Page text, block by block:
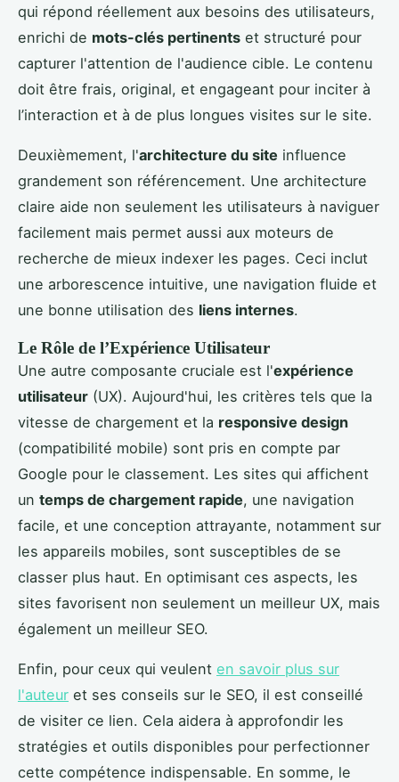
qui répond réellement aux besoins des utilisateurs,
enrichi de mots-clés pertinents et structuré pour
capturer l'attention de l'audience cible. Le contenu
doit être frais, original, et engageant pour inciter à
l’interaction et à de plus longues visites sur le site.
Deuxièmement, l'architecture du site influence
grandement son référencement. Une architecture
claire aide non seulement les utilisateurs à naviguer
facilement mais permet aussi aux moteurs de
recherche de mieux indexer les pages. Ceci inclut
une arborescence intuitive, une navigation fluide et
une bonne utilisation des liens internes.
Le Rôle de l’Expérience Utilisateur
Une autre composante cruciale est l'expérience
utilisateur (UX). Aujourd'hui, les critères tels que la
vitesse de chargement et la responsive design
(compatibilité mobile) sont pris en compte par
Google pour le classement. Les sites qui affichent
un temps de chargement rapide, une navigation
facile, et une conception attrayante, notamment sur
les appareils mobiles, sont susceptibles de se
classer plus haut. En optimisant ces aspects, les
sites favorisent non seulement un meilleur UX, mais
également un meilleur SEO.
Enfin, pour ceux qui veulent en savoir plus sur
l'auteur et ses conseils sur le SEO, il est conseillé
de visiter ce lien. Cela aidera à approfondir les
stratégies et outils disponibles pour perfectionner
cette compétence indispensable. En somme, le